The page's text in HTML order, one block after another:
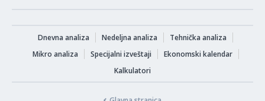
Dnevna analiza Nedeljna analiza
Tehnička analiza
Mikro analiza
Specijalni izveštaji
Ekonomski kalendar
Kalkulatori